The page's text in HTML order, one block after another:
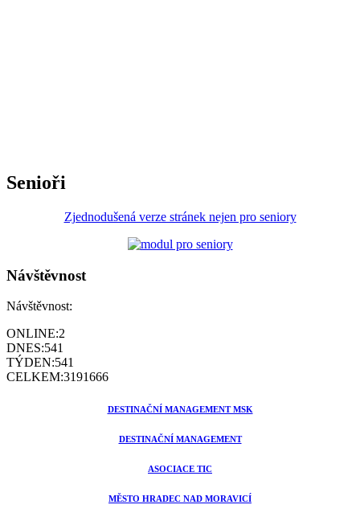
Senioři
Zjednodušená verze stránek nejen pro seniory
Návštěvnost
Návštěvnost:
ONLINE:2
DNES:541
TÝDEN:541
CELKEM:3191666
DESTINAČNÍ MANAGEMENT MSK
DESTINAČNÍ MANAGEMENT
ASOCIACE TIC
MĚSTO HRADEC NAD MORAVICÍ